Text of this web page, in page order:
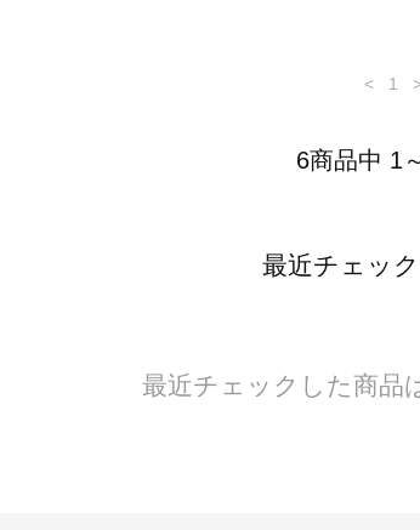
< 1
6商品中 1
最近チェッ
最近チェックした商品